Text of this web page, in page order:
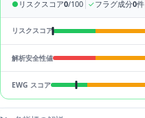
● リスクスコア0/100 | ✓フラグ成分0件
リスクスコア
解析安全性値
EWG スコア